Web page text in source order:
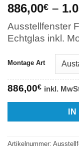
886,00€ –
Ausstellfenster
Echtglas inkl.
Montage Art
886,00€ inkl.
Artikelnummer: